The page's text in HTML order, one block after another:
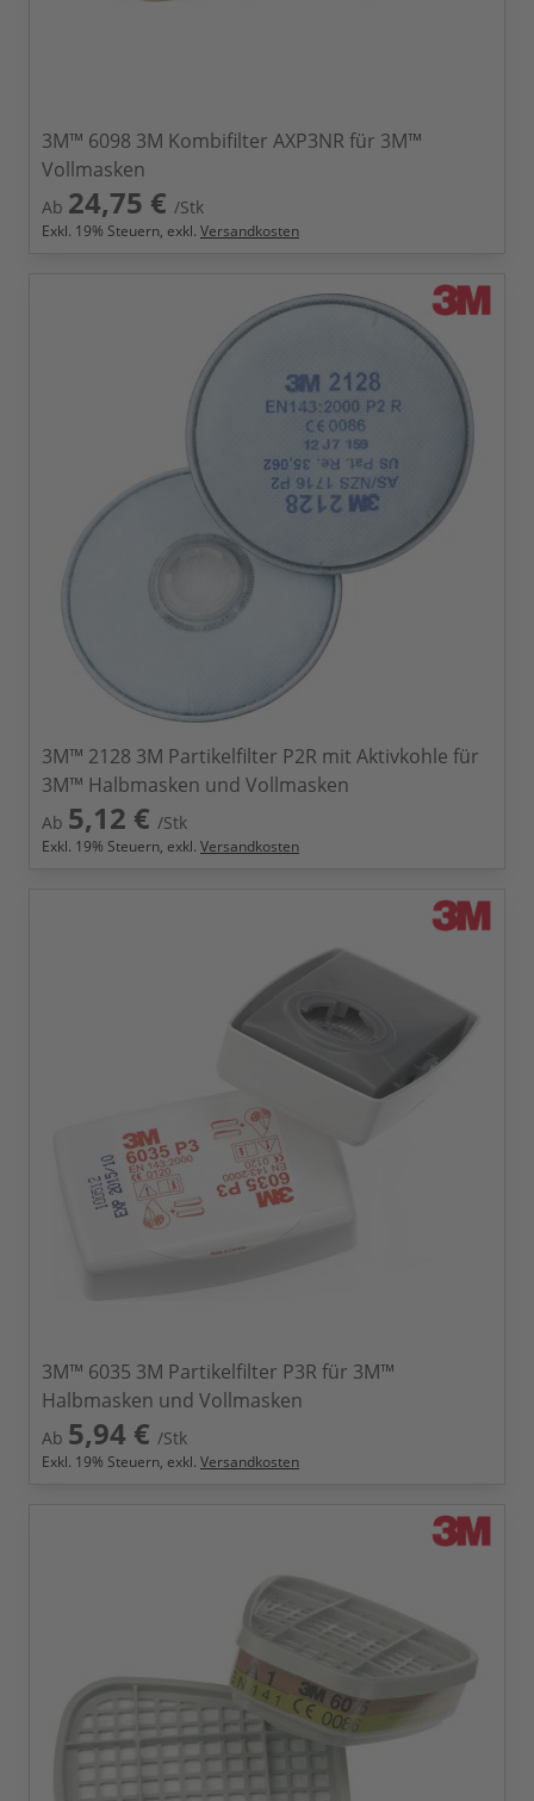
3M™ 6098 3M Kombifilter AXP3NR für 3M™
Vollmasken
Ab 24,75 € /Stk
Exkl. 19% Steuern, exkl. Versandkosten
3M™ 2128 3M Partikelfilter P2R mit Aktivkohle für
3M™ Halbmasken und Vollmasken
Ab 5,12 € /Stk
Exkl. 19% Steuern, exkl. Versandkosten
3M™ 6035 3M Partikelfilter P3R für 3M™
Halbmasken und Vollmasken
Ab 5,94 € /Stk
Exkl. 19% Steuern, exkl. Versandkosten